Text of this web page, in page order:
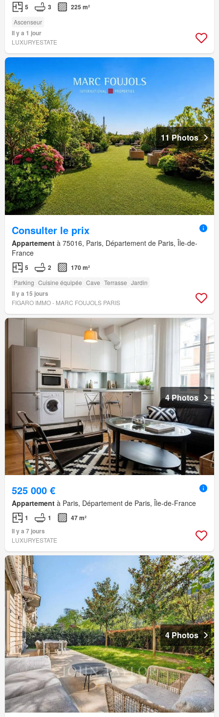
5 3 225 m²
Ascenseur
Il y a 1 jour
LUXURYESTATE
11 Photos
Consulter le prix
Appartement à 75016, Paris, Département de Paris, Île-de-
France
5 2 170 m²
Parking Cuisine équipée Cave Terrasse Jardin
Il y a 15 jours
FIGARO IMMO - MARC FOUJOLS PARIS
4 Photos
525 000 €
Appartement à Paris, Département de Paris, Île-de-France
1 1
47 m²
Il y a 7 jours
LUXURYESTATE
4 Photos